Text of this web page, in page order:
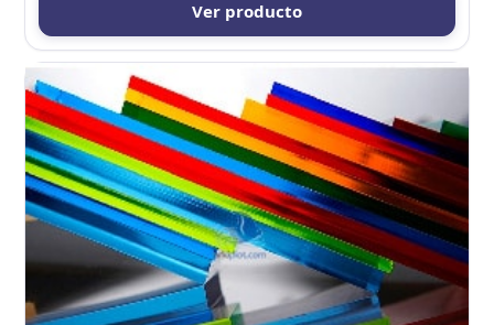
Ver producto